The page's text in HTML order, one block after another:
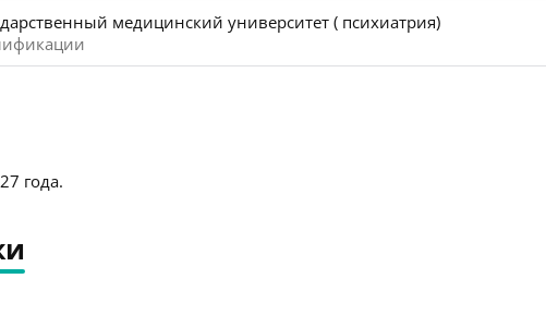
медицинский университет ( психиатрия)
года.